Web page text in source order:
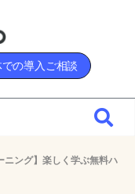
の導入ご相談
ング】楽しく学ぶ無料ハ